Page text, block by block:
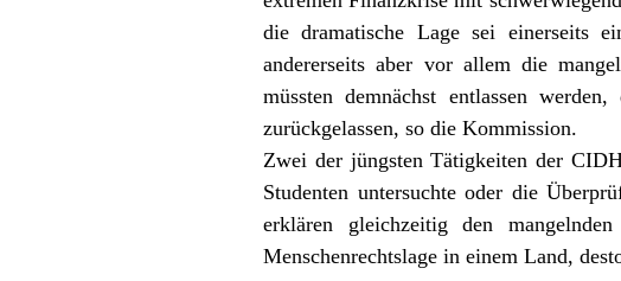
die dramatische Lage sei einerseits
andererseits aber vor allem die
müssten demnächst entlassen
zurückgelassen, so die Kommission.
Zwei der jüngsten Tätigkeiten der
Studenten untersuchte oder die
erklären gleichzeitig den
Menschenrechtslage in einem Land,